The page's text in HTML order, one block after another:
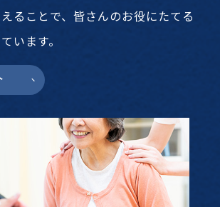
ることで、皆さんのお役にたてる
います。